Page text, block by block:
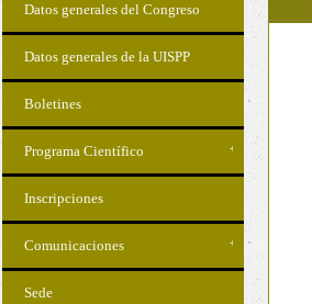
Datos generales del Congreso
Datos generales de la UISPP
Boletines
Programa Científico
Inscripciones
Comunicaciones
Sede